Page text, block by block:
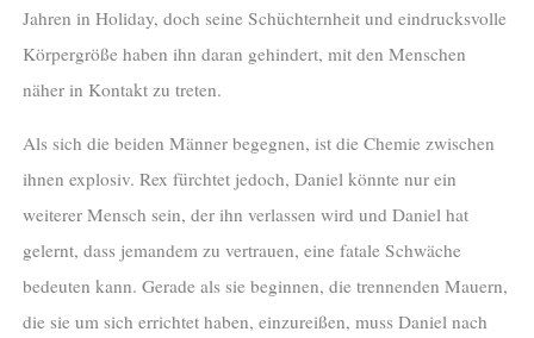
Jahren in Holiday, doch seine Schüchternheit und eindrucksvolle
Körpergröße haben ihn daran gehindert, mit den Menschen
näher in Kontakt zu treten.
Als sich die beiden Männer begegnen, ist die Chemie zwischen
ihnen explosiv. Rex fürchtet jedoch, Daniel könnte nur ein
weiterer Mensch sein, der ihn verlassen wird und Daniel hat
gelernt, dass jemandem zu vertrauen, eine fatale Schwäche
bedeuten kann. Gerade als sie beginnen, die trennenden Mauern,
die sie um sich errichtet haben, einzureißen, muss Daniel nach